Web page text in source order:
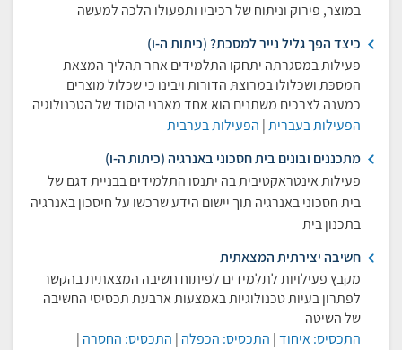
במוצר, פירוק וניתוח של רכיביו ותפעולו הלכה למעשה
כיצד הפך גליל נייר למסכת? (כיתות ה-ו)
פעילות במסגרתה יתחקו התלמידים אחר תהליך המצאת
המסכּת ושכלולו במרוצתּ הדורות ויבינו כי שכלול מוצרים
כמענה לצרכים משתנים הוא אחד מאבני היסוד של הטכנולוגיה
הפעילות בעברית| הפעילות בערבית
מתכננים ובונים בית חסכוני באנרגיה (כיתות ה-ו)
פעילות אינטראקטיבית בה יתנסו התלמידים בבניית דגם של
בית חסכוני באנרגיה תוך יישום הידע שרכשו על חיסכון באנרגיה
בתכנון בית
חשיבה יצירתית המצאתית
מקבץ פעילויות לתלמידים לפיתוח חשיבה המצאתית בהקשר
לפתרון בעיות טכנולוגיות באמצעות ארבעת תכסיסי החשיבה
של השיטה
התכסיס: איחוד| התכסיס: הכפלה | התכסיס: החסרה |